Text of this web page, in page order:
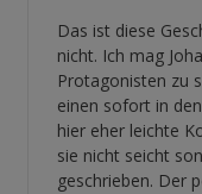
Das ist diese
nicht. Ich mag
Protagonisten zu
einen sofort in
hier eher leichte
sie nicht seicht
geschrieben. Der